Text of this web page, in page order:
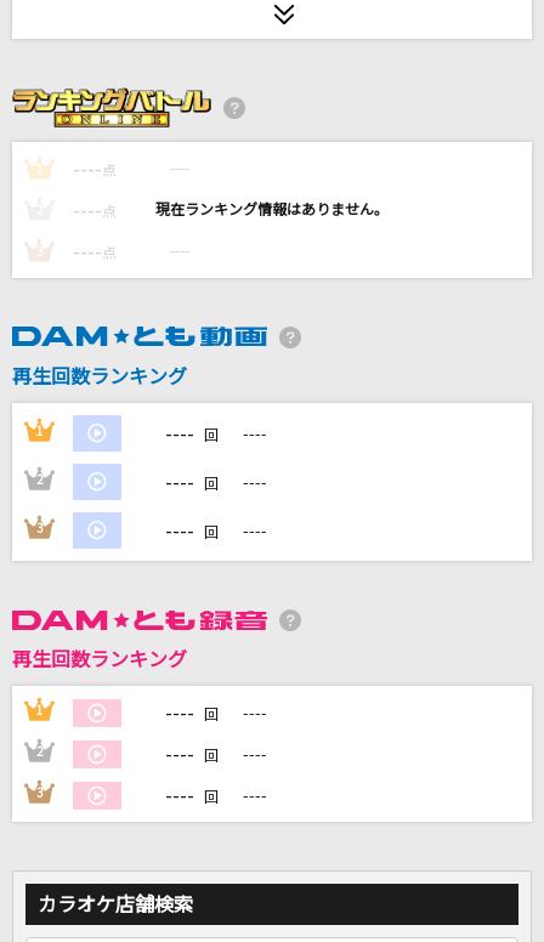
Only today
[生音]サウダージ
ポルノグラフィティ
M!LK
米倉千尋
キラキラ
FUNKY MONKEY BABYS
Tear Train
SixTONES
郷ひろみ
流転の花
伍代夏子
1 ---- 点 ----
---- 点 ----
3 ---- 点 ----
再生回数ランキング
1 ---- 回 ----
2 ---- 回 ----
3 ---- 回 ----
再生回数ランキング
1 ---- 回 ----
2 ---- 回 ----
3 ---- 回 ----
カラオケ店舗検索